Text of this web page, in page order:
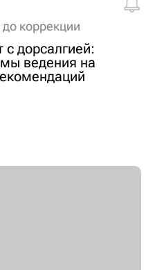
коррекции
дорсалгией:
ведения на